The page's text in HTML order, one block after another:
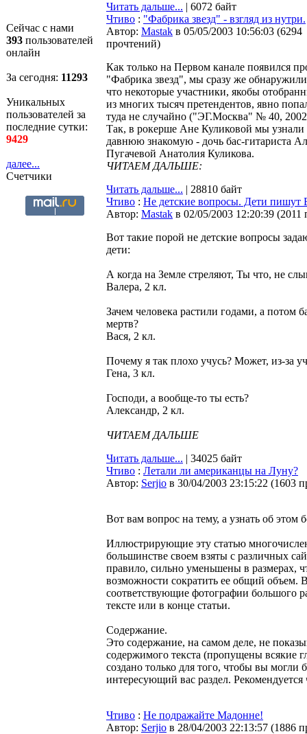
Сейчас с нами
393 пользователей
онлайн
За сегодня: 11293
Уникальных
пользователей за
последние сутки:
9429
далее...
Счетчики
Читать дальше... | 6072 байт
Чтиво : "Фабрика звезд" - взгляд из нутри.
Автор: Мastak в 05/05/2003 10:56:03 (6294
прочтений)
Как только на Первом канале появился
"Фабрика звезд", мы сразу же
что некоторые участники, якобы
из многих тысяч претендентов, явно
туда не случайно ("ЭГ.Москва" № 40,
Так, в рокерше Ане Куликовой мы
давнюю знакомую - дочь бас-гитариста
Пугачевой Анатолия Куликова.
ЧИТАЕМ ДАЛЬШЕ:
Читать дальше... | 28810 байт
Чтиво : Не детские вопросы. Дети пишут
Автор: Мastak в 02/05/2003 12:20:39 (2011
Вот такие порой не детские вопросы
дети:
А когда на Земле стреляют, Ты что, не
Валера, 2 кл.
Зачем человека растили годами, а потом
мертв?
Вася, 2 кл.
Почему я так плохо учусь? Может, из-за
Гена, 3 кл.
Господи, а вообще-то ты есть?
Александр, 2 кл.
ЧИТАЕМ ДАЛЬШЕ
Читать дальше... | 34025 байт
Чтиво : Летали ли американцы на Луну?
Автор: Serjio в 30/04/2003 23:15:22 (1603
Вот вам вопрос на тему, а узнать об
Иллюстрирующие эту статью
большинстве своем взяты с различных
правило, сильно уменьшены в размерах,
возможности сократить ее общий объем.
соответствующие фотографии большого
тексте или в конце статьи.
Содержание.
Это содержание, на самом деле, не
содержимого текста (пропущены всякие
создано только для того, чтобы вы могли
интересующий вас раздел. Рекомендуется
Чтиво : Не подражайте Мадонне!
Автор: Serjio в 28/04/2003 22:13:57 (1886